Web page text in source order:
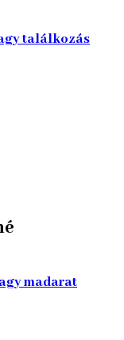
találkozás
madarat